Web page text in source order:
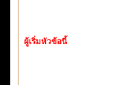
ผู้เริ่มหัวข้อนี้